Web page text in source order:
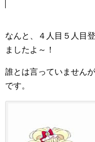
なんと、４人目５人目
ましたよ～！
誰とは言っていません
です。